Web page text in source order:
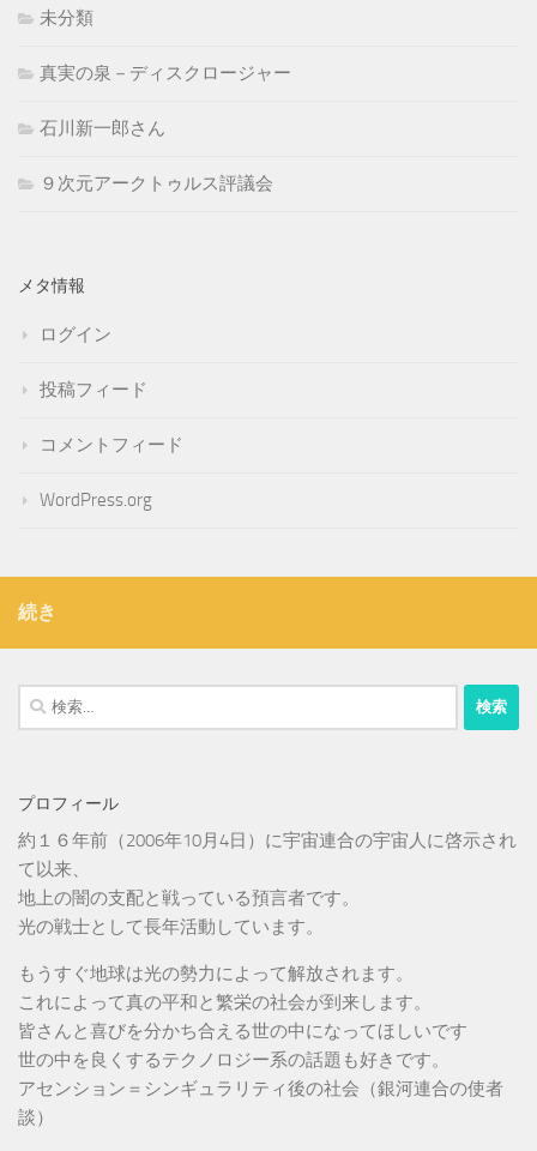
未分類
真実の泉－ディスクロージャー
石川新一郎さん
９次元アークトゥルス評議会
メタ情報
ログイン
投稿フィード
コメントフィード
WordPress.org
続き
検
索:
プロフィール
約１６年前（2006年10月4日）に宇宙連合の宇宙人に啓示され
て以来、
地上の闇の支配と戦っている預言者です。
光の戦士として長年活動しています。
もうすぐ地球は光の勢力によって解放されます。
これによって真の平和と繁栄の社会が到来します。
皆さんと喜びを分かち合える世の中になってほしいです
世の中を良くするテクノロジー系の話題も好きです。
アセンション＝シンギュラリティ後の社会（銀河連合の使者
談）